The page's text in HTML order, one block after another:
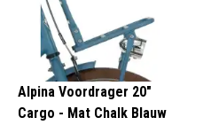
Alpina Voordrager 20"
Cargo - Mat Chalk Blauw